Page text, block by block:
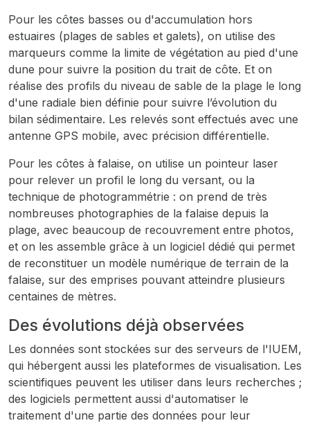
Pour les côtes basses ou d'accumulation hors
estuaires (plages de sables et galets), on utilise des
marqueurs comme la limite de végétation au pied d'une
dune pour suivre la position du trait de côte. Et on
réalise des profils du niveau de sable de la plage le long
d'une radiale bien définie pour suivre l’évolution du
bilan sédimentaire. Les relevés sont effectués avec une
antenne GPS mobile, avec précision différentielle.
Pour les côtes à falaise, on utilise un pointeur laser
pour relever un profil le long du versant, ou la
technique de photogrammétrie : on prend de très
nombreuses photographies de la falaise depuis la
plage, avec beaucoup de recouvrement entre photos,
et on les assemble grâce à un logiciel dédié qui permet
de reconstituer un modèle numérique de terrain de la
falaise, sur des emprises pouvant atteindre plusieurs
centaines de mètres.
Des évolutions déjà observées
Les données sont stockées sur des serveurs de l'IUEM,
qui hébergent aussi les plateformes de visualisation. Les
scientifiques peuvent les utiliser dans leurs recherches ;
des logiciels permettent aussi d'automatiser le
traitement d'une partie des données pour leur